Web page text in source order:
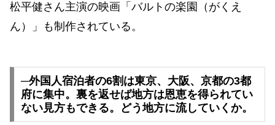
松平健さん主演の映画「バルトの楽園（がくえ
ん）」も制作されている。
─外国人宿泊者の6割は東京、大阪、京都の3都
府に集中。裏を返せば地方は恩恵を得られてい
ない見方もできる。どう地方に流していくか。